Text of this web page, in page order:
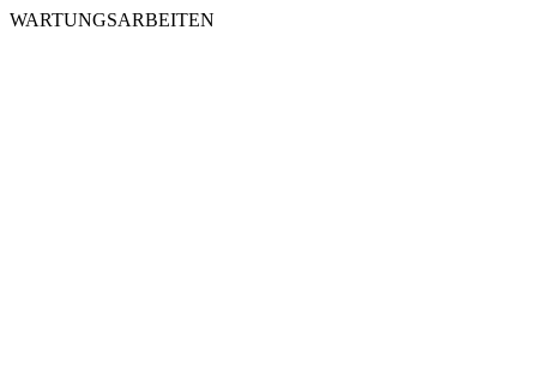
WARTUNGSARBEITEN